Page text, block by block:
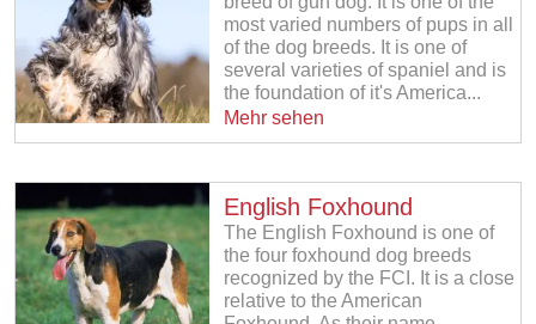
most varied numbers of pups in all
of the dog breeds. It is one of
several varieties of spaniel and is
the foundation of it's America...
Mehr sehen
English Foxhound
The English Foxhound is one of
the four foxhound dog breeds
recognized by the FCI. It is a close
relative to the American